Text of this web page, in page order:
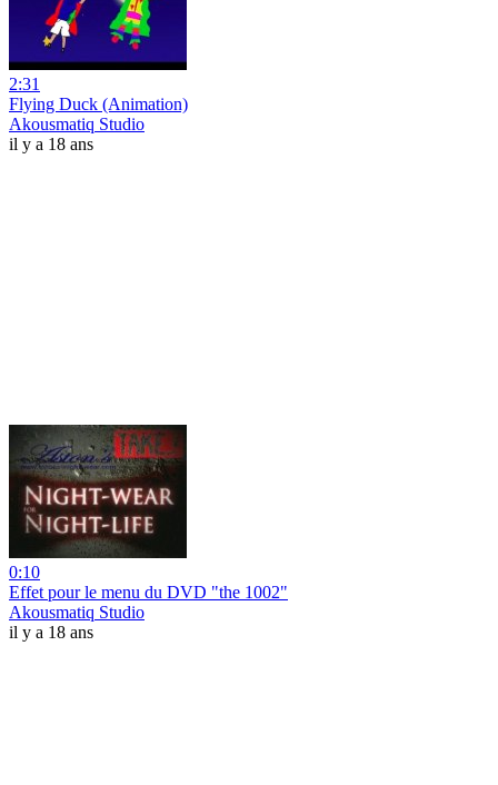
2:31
Flying Duck (Animation)
Akousmatiq Studio
il y a 18 ans
0:10
Effet pour le menu du DVD "the 1002"
Akousmatiq Studio
il y a 18 ans